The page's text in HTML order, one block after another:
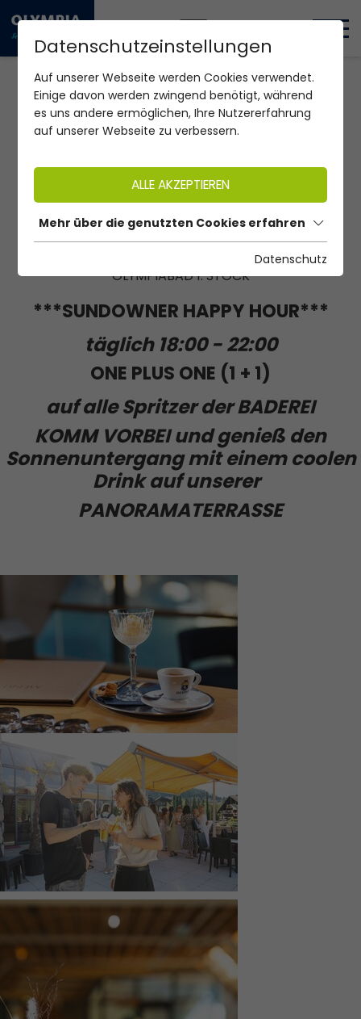
Home Olympiabad Restaurant
DIE BADEREI
RESTAURANT | CAFÉ | BAR |
täglich von 11:00 bis 22:00 Uhr geöffnet
warme Küche von 12:00 bis 20:00 Uhr
OLYMPIABAD 1. STOCK
***SUNDOWNER HAPPY HOUR***
täglich 18:00 - 22:00
ONE PLUS ONE (1 + 1)
auf alle Spritzer der BADEREI
KOMM VORBEI und genieß den
Sonnenuntergang mit einem coolen
Drink auf unserer
PANORAMATERRASSE
Datenschutzeinstellungen
Auf unserer Webseite werden Cookies verwendet.
Einige davon werden zwingend benötigt, während
es uns andere ermöglichen, Ihre Nutzererfahrung
auf unserer Webseite zu verbessern.
ALLE AKZEPTIEREN
Mehr über die genutzten Cookies erfahren
Datenschutz